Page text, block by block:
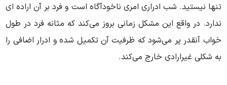
تنها نیستید. شب ادراری امری ناخودآگاه است و فرد بر آن اراده ای
ندارد. در واقع این مشکل زمانی بروز می‌کند که مثانه فرد در طول
خواب آنقدر پر می‌شود که ظرفیت آن تکمیل شده و ادرار اضافی را
به شکلی غیر‌ارادی خارج می‌کند.